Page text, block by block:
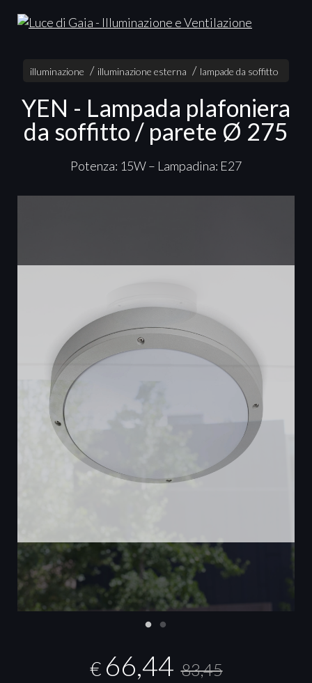
illuminazione illuminazione esterna lampade da soffitto
YEN - Lampada plafoniera
da soffitto / parete Ø 275
Potenza: 15W – Lampadina: E27
€ 66,44 83,45